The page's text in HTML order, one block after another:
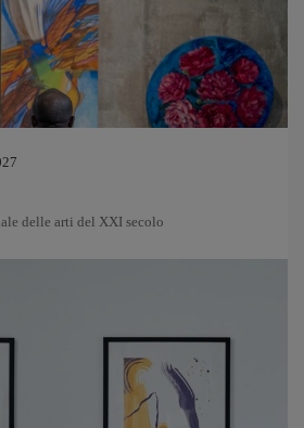
delle arti del XXI secolo